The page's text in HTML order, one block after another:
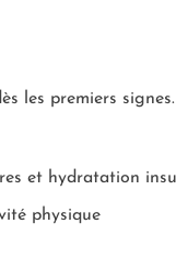
les premiers
et hydratation
physique